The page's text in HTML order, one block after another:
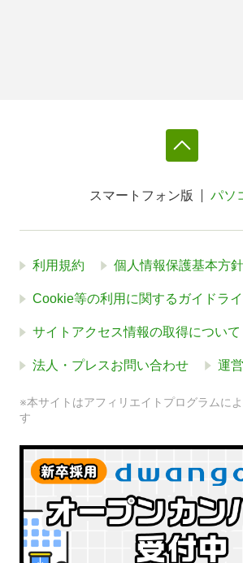
スマートフォン版 パソ
利用規約 個人情報保護基本方針
Cookie等の利用に関するガイドラ
サイトアクセス情報の取得について
法人・プレスお問い合わせ 運
※本サイトはアフィリエイトプログラムに
す